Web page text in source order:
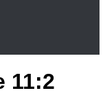
11:2